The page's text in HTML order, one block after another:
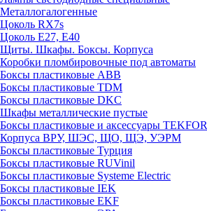
Металлогалогенные
Цоколь RX7s
Цоколь Е27, E40
Щиты. Шкафы. Боксы. Корпуса
Коробки пломбировочные под автоматы
Боксы пластиковые ABB
Боксы пластиковые TDM
Боксы пластиковые DKC
Шкафы металлические пустые
Боксы пластиковые и аксессуары TEKFOR
Корпуса ВРУ, ШЭС, ЩО, ЩЭ, УЭРМ
Боксы пластиковые Турция
Боксы пластиковые RUVinil
Боксы пластиковые Systeme Electric
Боксы пластиковые IEK
Боксы пластиковые EKF